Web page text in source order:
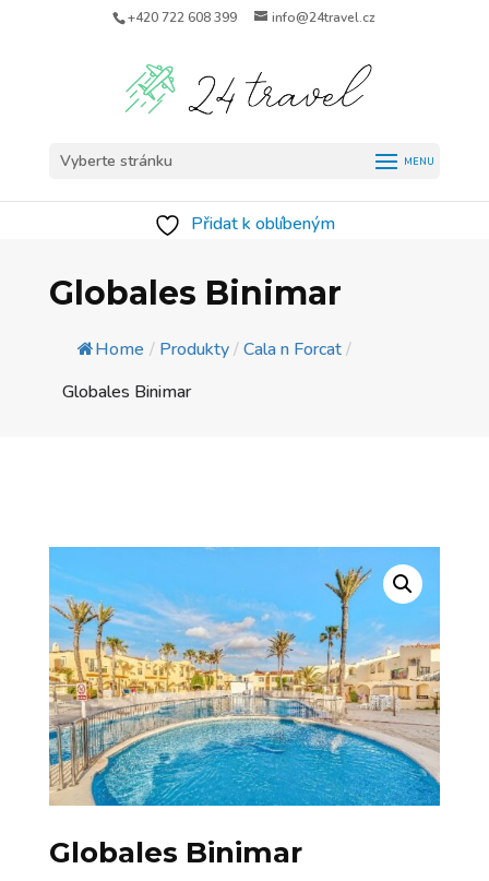
+420 722 608 399 info@24travel.cz
Vyberte stránku
Přidat k oblíbeným
Globales Binimar
Home / Produkty/Cala n Forcat/
Globales Binimar
Globales Binimar